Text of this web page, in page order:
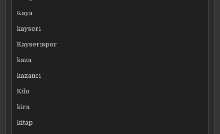
Kaya
kayseri
Kayserispor
kaza
kazancı
Kilo
kira
kitap